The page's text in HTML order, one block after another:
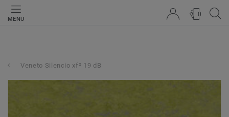
MENU
0
Veneto Silencio xf² 19 dB